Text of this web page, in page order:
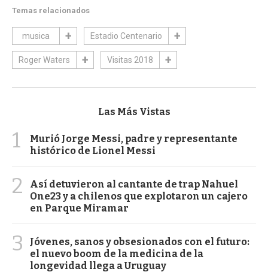
Temas relacionados
musica Estadio Centenario
Roger Waters Visitas 2018
Las Más Vistas
1
Murió Jorge Messi, padre y representante
histórico de Lionel Messi
2
Así detuvieron al cantante de trap Nahuel
One23 y a chilenos que explotaron un cajero
en Parque Miramar
3
Jóvenes, sanos y obsesionados con el futuro:
el nuevo boom de la medicina de la
longevidad llega a Uruguay